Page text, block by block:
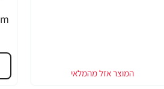
-33%